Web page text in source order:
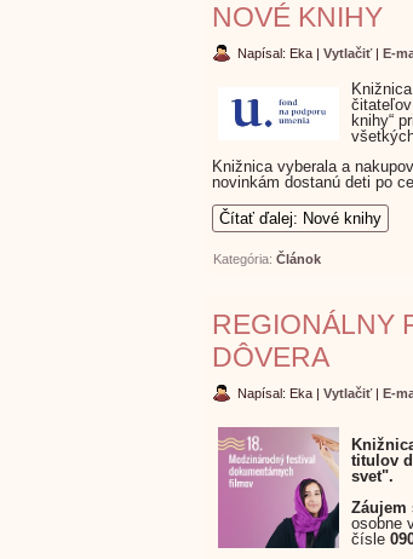
NOVÉ KNIHY
Napísal: Eka | Vytlačiť | E-
knihy“
Knižnica vyberala a
novinkám dostanú deti po
Čítať ďalej: Nové knihy
Kategória: Článok
REGIONÁLNY
DÔVERA
Napísal: Eka | Vytlačiť | E-
titulov
svet".
Záujem
osobne
čísle